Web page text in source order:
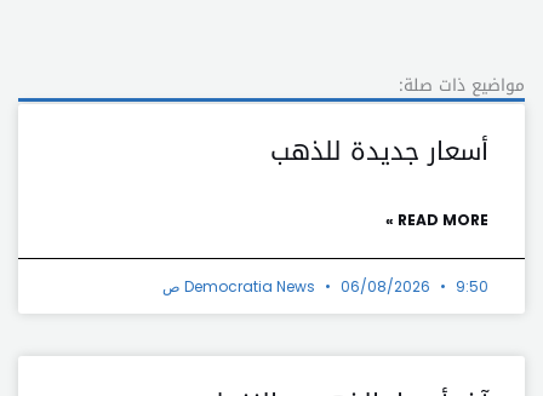
مواضيع ذات صلة:
أسعار جديدة للذهب
READ MORE »
Democratia News 06/08/2026 9:50 ص